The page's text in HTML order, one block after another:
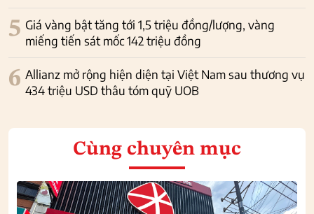
5 Giá vàng bật tăng tới 1,5 triệu đồng/lượng, vàng
miếng tiến sát mốc 142 triệu đồng
6 Allianz mở rộng hiện diện tại Việt Nam sau thương vụ
434 triệu USD thâu tóm quỹ UOB
Cùng chuyên mục